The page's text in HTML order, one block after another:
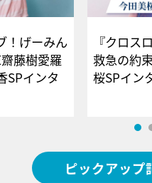
！げーみん
藤樹愛羅
SPインタ
『クロス
救急の約
桜SPイ
ピックアップ